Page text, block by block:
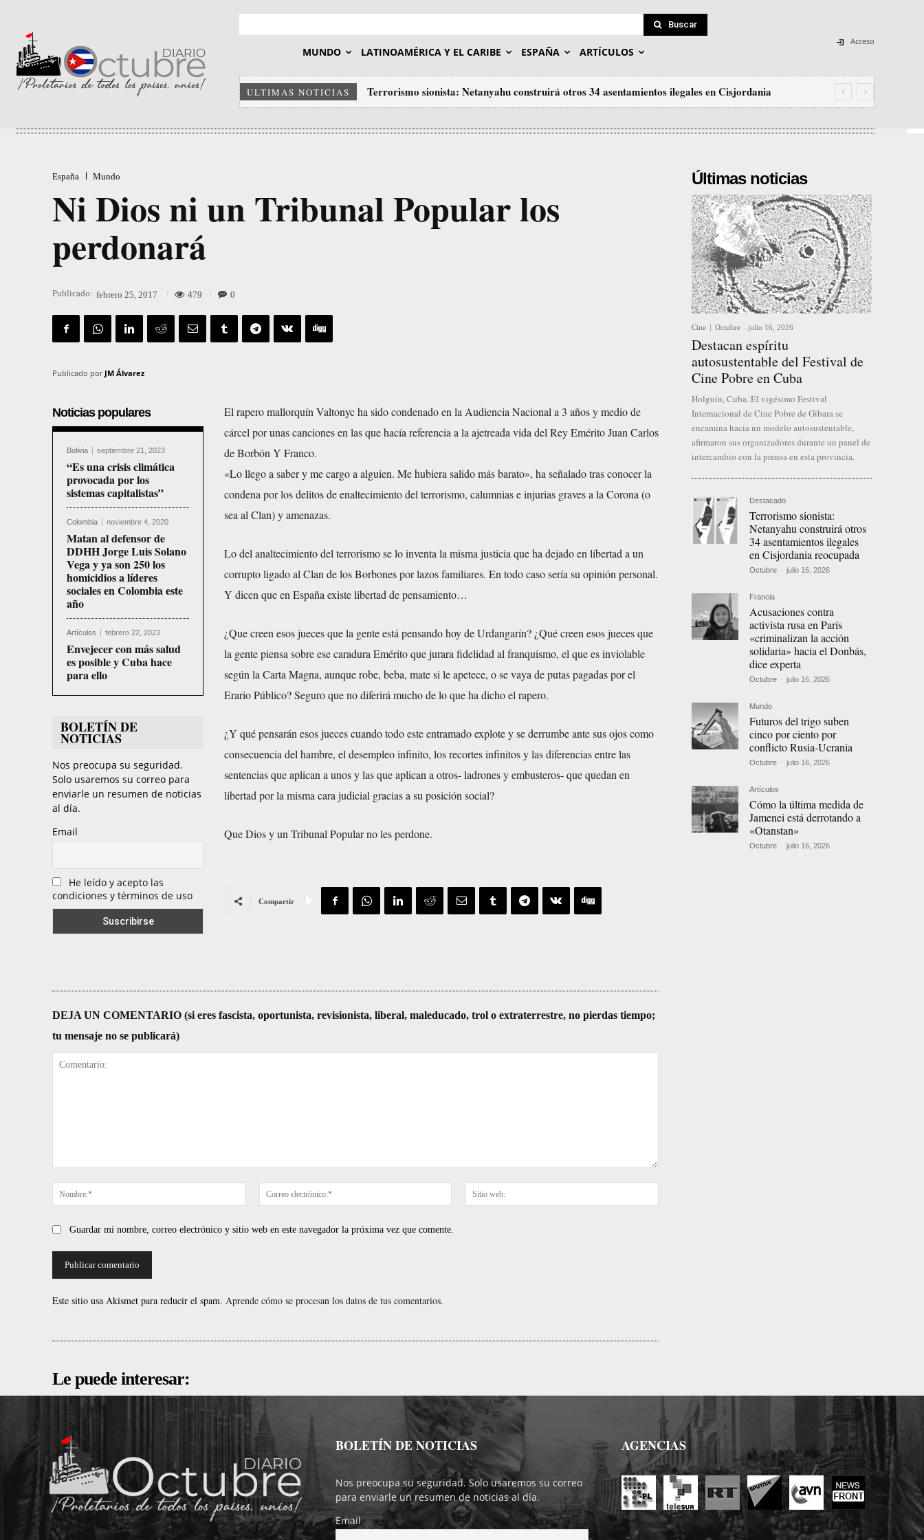
Buscar
MUNDO LATINOAMÉRICA Y EL CARIBE ESPAÑA ARTÍCULOS
Acceso
ULTIMAS NOTICIAS
Terrorismo sionista: Netanyahu construirá otros 34 asentamientos ilegales en Cisjordania
reocupada
España Mundo
Ni Dios ni un Tribunal Popular los
perdonará
Publicado: febrero 25, 2017 479 0
Publicado por JM Álvarez
Noticias populares
Bolivia septiembre 21, 2023
“Es una crisis climática
provocada por los
sistemas capitalistas”
Colombia noviembre 4, 2020
Matan al defensor de
DDHH Jorge Luis Solano
Vega y ya son 250 los
homicidios a líderes
sociales en Colombia este
año
Artículos febrero 22, 2023
Envejecer con más salud
es posible y Cuba hace
para ello
BOLETÍN DE
NOTICIAS
Nos preocupa su seguridad.
Solo usaremos su correo para
enviarle un resumen de noticias
al día.
Email
He leído y acepto las
condiciones y términos de uso
El rapero mallorquín Valtonyc ha sido condenado en la Audiencia Nacional a 3 años y medio de
cárcel por unas canciones en las que hacía referencia a la ajetreada vida del Rey Emérito Juan Carlos
de Borbón Y Franco.
«Lo llego a saber y me cargo a alguien. Me hubiera salido más barato», ha señalado tras conocer la
condena por los delitos de enaltecimiento del terrorismo, calumnias e injurias graves a la Corona (o
sea al Clan) y amenazas.
Lo del analtecimiento del terrorismo se lo inventa la misma justicia que ha dejado en libertad a un
corrupto ligado al Clan de los Borbones por lazos familiares. En todo caso sería su opinión personal.
Y dicen que en España existe libertad de pensamiento…
¿Que creen esos jueces que la gente está pensando hoy de Urdangarín? ¿Qué creen esos jueces que
la gente piensa sobre ese caradura Emérito que jurara fidelidad al franquismo, el que es inviolable
según la Carta Magna, aunque robe, beba, mate si le apetece, o se vaya de putas pagadas por el
Erario Público? Seguro que no diferirá mucho de lo que ha dicho el rapero.
¿Y qué pensarán esos jueces cuando todo este entramado explote y se derrumbe ante sus ojos como
consecuencia del hambre, el desempleo infinito, los recortes infinitos y las diferencias entre las
sentencias que aplican a unos y las que aplican a otros- ladrones y embusteros- que quedan en
libertad por la misma cara judicial gracias a su posición social?
Que Dios y un Tribunal Popular no les perdone.
Compartir
DEJA UN COMENTARIO (si eres fascista, oportunista, revisionista, liberal, maleducado, trol o extraterrestre, no pierdas tiempo;
tu mensaje no se publicará)
Nombre:*
Correo
electrónico:*
web:
Guardar mi nombre, correo electrónico y sitio web en este navegador la próxima vez que comente.
Este sitio usa Akismet para reducir el spam. Aprende cómo se procesan los datos de tus comentarios.
Últimas noticias
Cine Octubre - julio 16, 2026
Destacan espíritu
autosustentable del Festival de
Cine Pobre en Cuba
Holguín, Cuba. El vigésimo Festival
Internacional de Cine Pobre de Gibara se
encamina hacia un modelo autosustentable,
afirmaron sus organizadores durante un panel de
intercambio con la prensa en esta provincia.
Destacado
Terrorismo sionista:
Netanyahu construirá otros
34 asentamientos ilegales
en Cisjordania reocupada
Octubre - julio 16, 2026
Francia
Acusaciones contra
activista rusa en París
«criminalizan la acción
solidaria» hacia el Donbás,
dice experta
Octubre - julio 16, 2026
Mundo
Futuros del trigo suben
cinco por ciento por
conflicto Rusia-Ucrania
Octubre - julio 16, 2026
Artículos
Cómo la última medida de
Jamenei está derrotando a
«Otanstan»
Octubre - julio 16, 2026
Le puede interesar:
BOLETÍN DE NOTICIAS
Nos preocupa su seguridad. Solo usaremos su correo
para enviarle un resumen de noticias al día.
Email
AGENCIAS